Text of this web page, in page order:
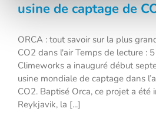
ORCA : tout savoir sur
usine de captage de
usine de captage de
ORCA : tout savoir sur la plus
CO2 dans l'air Temps de lecture :
Climeworks a inauguré début
usine mondiale de captage dans
CO2. Baptisé Orca, ce projet a
Reykjavik, la [...]